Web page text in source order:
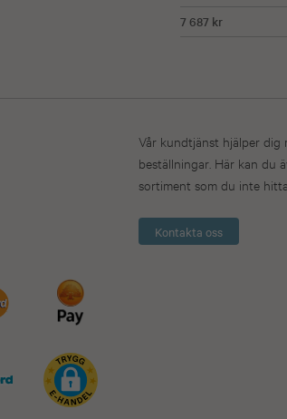
7 687 kr
Vår kundtjänst hjälper dig
beställningar. Här kan du
sortiment som du inte
Kontakta oss